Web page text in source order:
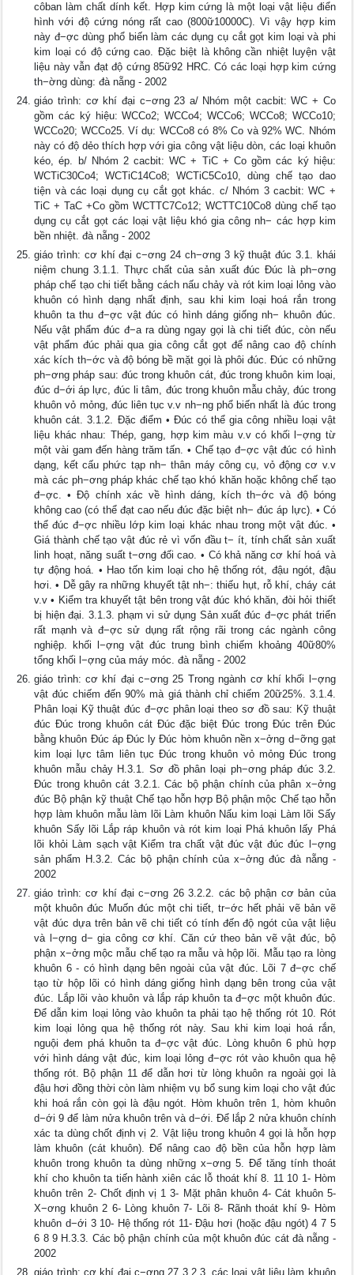
côban làm chất dính kết. Hợp kim cứng là một loại vật liệu điển
hình với độ cứng nóng rất cao (800ữ10000C). Vì vậy hợp kim
này đ−ợc dùng phổ biến làm các dụng cụ cắt gọt kim loại và phi
kim loại có độ cứng cao. Đặc biệt là không cần nhiệt luyện vật
liệu này vẫn đạt độ cứng 85ữ92 HRC. Có các loại hợp kim cứng
th−ờng dùng: đà nẵng - 2002
giáo trình: cơ khí đại c−ơng 23 a/ Nhóm một cacbit: WC + Co
gồm các ký hiệu: WCCo2; WCCo4; WCCo6; WCCo8; WCCo10;
WCCo20; WCCo25. Ví dụ: WCCo8 có 8% Co và 92% WC. Nhóm
này có độ dẻo thích hợp với gia công vật liệu dòn, các loại khuôn
kéo, ép. b/ Nhóm 2 cacbit: WC + TiC + Co gồm các ký hiệu:
WCTiC30Co4; WCTiC14Co8; WCTiC5Co10, dùng chế tạo dao
tiện và các loại dụng cụ cắt gọt khác. c/ Nhóm 3 cacbit: WC +
TiC + TaC +Co gồm WCTTC7Co12; WCTTC10Co8 dùng chế tạo
dụng cụ cắt gọt các loại vật liệu khó gia công nh− các hợp kim
bền nhiệt. đà nẵng - 2002
giáo trình: cơ khí đại c−ơng 24 ch−ơng 3 kỹ thuật đúc 3.1. khái
niệm chung 3.1.1. Thực chất của sản xuất đúc Đúc là ph−ơng
pháp chế tạo chi tiết bằng cách nấu chảy và rót kim loại lỏng vào
khuôn có hình dạng nhất định, sau khi kim loại hoá rắn trong
khuôn ta thu đ−ợc vật đúc có hình dáng giống nh− khuôn đúc.
Nếu vật phẩm đúc đ−a ra dùng ngay gọi là chi tiết đúc, còn nếu
vật phẩm đúc phải qua gia công cắt gọt để nâng cao độ chính
xác kích th−ớc và độ bóng bề mặt gọi là phôi đúc. Đúc có những
ph−ơng pháp sau: đúc trong khuôn cát, đúc trong khuôn kim loại,
đúc d−ới áp lực, đúc li tâm, đúc trong khuôn mẫu chảy, đúc trong
khuôn vỏ mỏng, đúc liên tục v.v nh−ng phổ biến nhất là đúc trong
khuôn cát. 3.1.2. Đặc điểm • Đúc có thể gia công nhiều loại vật
liệu khác nhau: Thép, gang, hợp kim màu v.v có khối l−ợng từ
một vài gam đến hàng trăm tấn. • Chế tạo đ−ợc vật đúc có hình
dạng, kết cấu phức tạp nh− thân máy công cụ, vỏ động cơ v.v
mà các ph−ơng pháp khác chế tạo khó khăn hoặc không chế tạo
đ−ợc. • Độ chính xác về hình dáng, kích th−ớc và độ bóng
không cao (có thể đạt cao nếu đúc đặc biệt nh− đúc áp lực). • Có
thể đúc đ−ợc nhiều lớp kim loại khác nhau trong một vật đúc. •
Giá thành chế tạo vật đúc rẻ vì vốn đầu t− ít, tính chất sản xuất
linh hoạt, năng suất t−ơng đối cao. • Có khả năng cơ khí hoá và
tự động hoá. • Hao tốn kim loại cho hệ thống rót, đậu ngót, đậu
hơi. • Dễ gây ra những khuyết tật nh−: thiếu hụt, rỗ khí, cháy cát
v.v • Kiểm tra khuyết tật bên trong vật đúc khó khăn, đòi hỏi thiết
bị hiện đại. 3.1.3. phạm vi sử dụng Sản xuất đúc đ−ợc phát triển
rất mạnh và đ−ợc sử dụng rất rộng rãi trong các ngành công
nghiệp. khối l−ợng vật đúc trung bình chiếm khoảng 40ữ80%
tổng khối l−ợng của máy móc. đà nẵng - 2002
giáo trình: cơ khí đại c−ơng 25 Trong ngành cơ khí khối l−ợng
vật đúc chiếm đến 90% mà giá thành chỉ chiếm 20ữ25%. 3.1.4.
Phân loại Kỹ thuật đúc đ−ợc phân loại theo sơ đồ sau: Kỹ thuật
đúc Đúc trong khuôn cát Đúc đặc biệt Đúc trong Đúc trên Đúc
bằng khuôn Đúc áp Đúc ly Đúc hòm khuôn nền x−ởng d−ỡng gạt
kim loại lực tâm liên tục Đúc trong khuôn vỏ mỏng Đúc trong
khuôn mẫu chảy H.3.1. Sơ đồ phân loại ph−ơng pháp đúc 3.2.
Đúc trong khuôn cát 3.2.1. Các bộ phận chính của phân x−ởng
đúc Bộ phận kỹ thuật Chế tạo hỗn hợp Bộ phận mộc Chế tạo hỗn
hợp làm khuôn mẫu làm lõi Làm khuôn Nấu kim loại Làm lõi Sấy
khuôn Sấy lõi Lắp ráp khuôn và rót kim loại Phá khuôn lấy Phá
lõi khỏi Làm sạch vật Kiểm tra chất vật đúc vật đúc đúc l−ợng
sản phẩm H.3.2. Các bộ phận chính của x−ởng đúc đà nẵng -
2002
giáo trình: cơ khí đại c−ơng 26 3.2.2. các bộ phận cơ bản của
một khuôn đúc Muốn đúc một chi tiết, tr−ớc hết phải vẽ bản vẽ
vật đúc dựa trên bản vẽ chi tiết có tính đến độ ngót của vật liệu
và l−ợng d− gia công cơ khí. Căn cứ theo bản vẽ vật đúc, bộ
phận x−ởng mộc mẫu chế tạo ra mẫu và hộp lõi. Mẫu tạo ra lòng
khuôn 6 - có hình dạng bên ngoài của vật đúc. Lõi 7 đ−ợc chế
tạo từ hộp lõi có hình dáng giống hình dạng bên trong của vật
đúc. Lắp lõi vào khuôn và lắp ráp khuôn ta đ−ợc một khuôn đúc.
Để dẫn kim loại lỏng vào khuôn ta phải tạo hệ thống rót 10. Rót
kim loại lỏng qua hệ thống rót này. Sau khi kim loại hoá rắn,
nguội đem phá khuôn ta đ−ợc vật đúc. Lòng khuôn 6 phù hợp
với hình dáng vật đúc, kim loại lỏng đ−ợc rót vào khuôn qua hệ
thống rót. Bộ phận 11 để dẫn hơi từ lòng khuôn ra ngoài gọi là
đậu hơi đồng thời còn làm nhiệm vụ bổ sung kim loại cho vật đúc
khi hoá rắn còn gọi là đậu ngót. Hòm khuôn trên 1, hòm khuôn
d−ới 9 để làm nửa khuôn trên và d−ới. Để lắp 2 nửa khuôn chính
xác ta dùng chốt định vị 2. Vật liệu trong khuôn 4 gọi là hỗn hợp
làm khuôn (cát khuôn). Để nâng cao độ bền của hỗn hợp làm
khuôn trong khuôn ta dùng những x−ơng 5. Để tăng tính thoát
khí cho khuôn ta tiến hành xiên các lỗ thoát khí 8. 11 10 1- Hòm
khuôn trên 2- Chốt định vị 1 3- Mặt phân khuôn 4- Cát khuôn 5-
X−ơng khuôn 2 6- Lòng khuôn 7- Lõi 8- Rãnh thoát khí 9- Hòm
khuôn d−ới 3 10- Hệ thống rót 11- Đậu hơi (hoặc đậu ngót) 4 7 5
6 8 9 H.3.3. Các bộ phận chính của một khuôn đúc cát đà nẵng -
2002
giáo trình: cơ khí đại c−ơng 27 3.2.3. các loại vật liệu làm khuôn